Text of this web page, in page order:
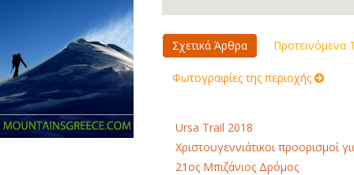
Σχετικά Άρθρα Προτεινόμενα
Φωτογραφίες της περιοχής
Ursa Trail 2018
Χριστουγεννιάτικοι προορισμοί
21ος Μπιζάνιος Δρόμος